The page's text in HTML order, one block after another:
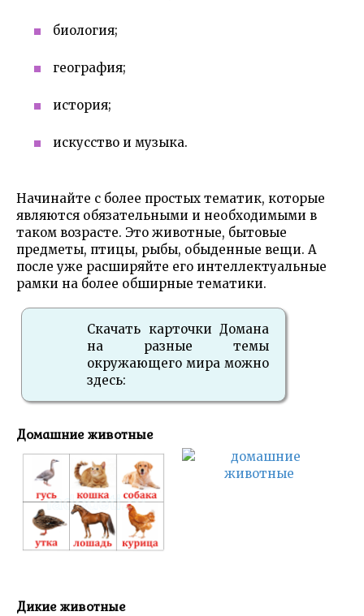
биология;
география;
история;
искусство и музыка.
Начинайте с более простых тематик, которые
являются обязательными и необходимыми в
таком возрасте. Это животные, бытовые
предметы, птицы, рыбы, обыденные вещи. А
после уже расширяйте его интеллектуальные
рамки на более обширные тематики.
Скачать карточки Домана
на разные темы
окружающего мира можно
здесь:
Домашние животные
Дикие животные